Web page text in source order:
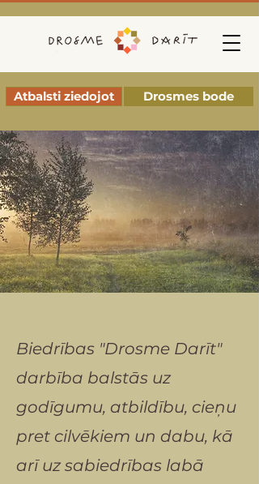
Atbalsti ziedojot Drosmes bode
Biedrības "Drosme Darīt"
darbība balstās uz
godīgumu, atbildību, cieņu
pret cilvēkiem un dabu, kā
arī uz sabiedrības labā